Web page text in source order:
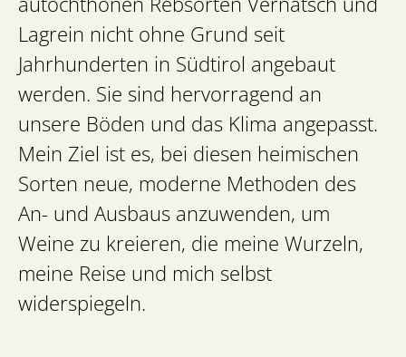
Lagrein nicht ohne Grund seit
Jahrhunderten in Südtirol angebaut
werden. Sie sind hervorragend an
unsere Böden und das Klima angepasst.
Mein Ziel ist es, bei diesen heimischen
Sorten neue, moderne Methoden des
An- und Ausbaus anzuwenden, um
Weine zu kreieren, die meine Wurzeln,
meine Reise und mich selbst
widerspiegeln.